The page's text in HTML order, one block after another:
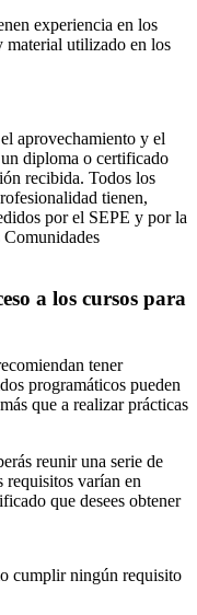
experiencia en los
material utilizado en los
aprovechamiento y el
diploma o certificado
recibida. Todos los
tienen,
por el SEPE y por la
a los cursos para
tener
programáticos pueden
que a realizar prácticas
reunir una serie de
requisitos varían en
que desees obtener
cumplir ningún requisito